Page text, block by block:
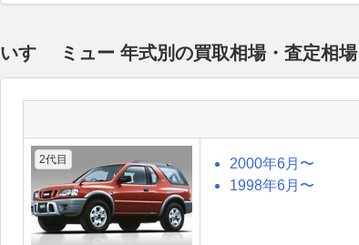
いすゞ ミュー 年式別の買取相場・査定相場
2代目 2000年6月〜
1998年6月〜